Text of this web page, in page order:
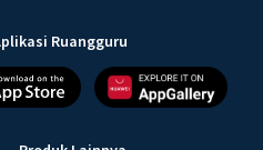
Ruangguru